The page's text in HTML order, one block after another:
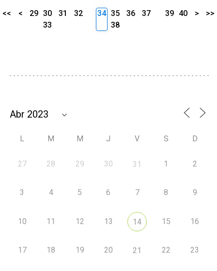
<< < 29 30 31
32
33
34 35 36
37
38
39 40 > >>
L M M J V S D
27 28 29 30 31 1 2
3 4 5 6 7 8 9
10 11 12 13 14 15 16
17 18 19 20 21 22 23